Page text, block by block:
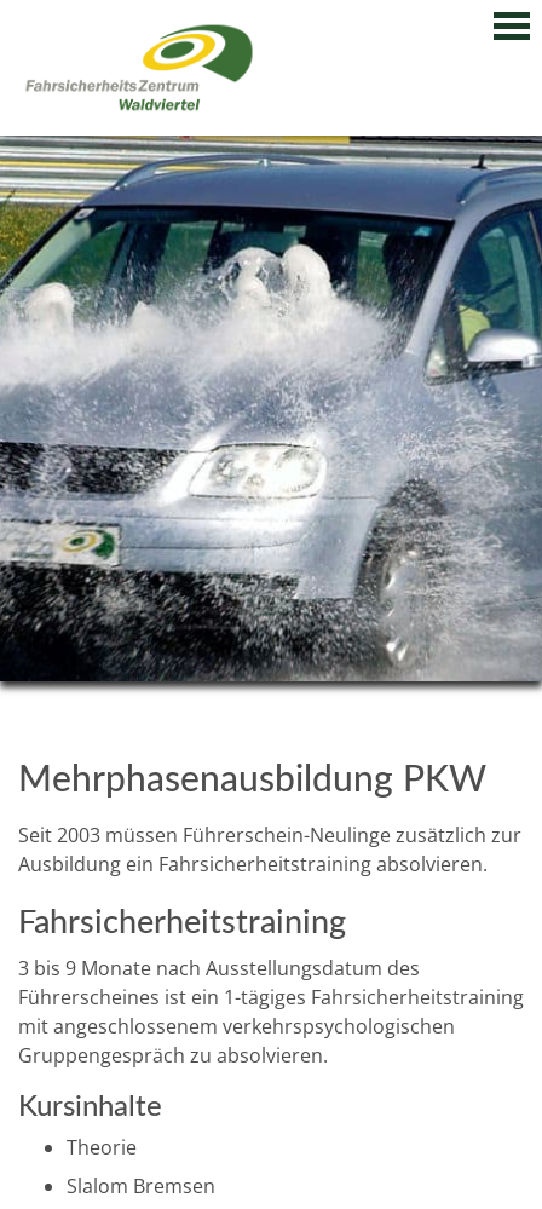
Mehrphasenausbildung PKW
Seit 2003 müssen Führerschein-Neulinge zusätzlich zur
Ausbildung ein Fahrsicherheitstraining absolvieren.
Fahrsicherheitstraining
3 bis 9 Monate nach Ausstellungsdatum des
Führerscheines ist ein 1-tägiges Fahrsicherheitstraining
mit angeschlossenem verkehrspsychologischen
Gruppengespräch zu absolvieren.
Kursinhalte
Theorie
Slalom Bremsen